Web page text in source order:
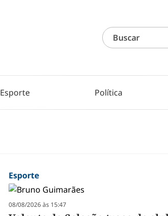
Esporte Política
Esporte
08/08/2026 às 15:47